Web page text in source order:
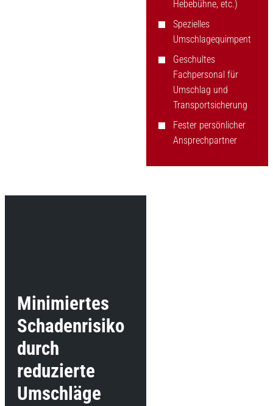
Hebebühne, etc.)
Spezielles
Umschlagequimpent
Geschultes
Fachpersonal für
Umschlag und
Transportsicherung
Fester persönlicher
Ansprechpartner
Minimiertes
Schadenrisiko
durch
reduzierte
Umschläge